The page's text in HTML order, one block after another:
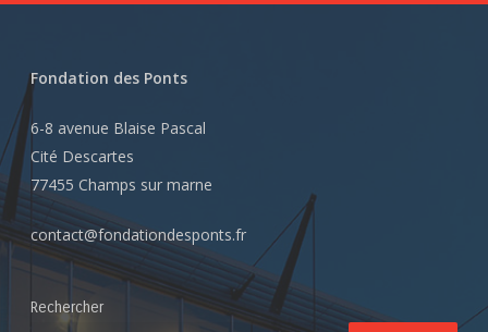
Fondation des Ponts
6-8 avenue Blaise Pascal
Cité Descartes
77455 Champs sur marne
contact@fondationdesponts.fr
Rechercher